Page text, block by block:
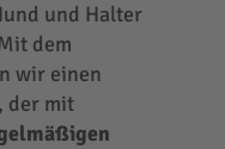
und Halter
dem
wir einen
der mit